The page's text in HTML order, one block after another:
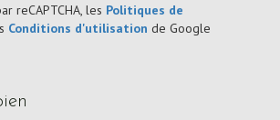
reCAPTCHA, les Politiques de
Conditions d'utilisation de Google